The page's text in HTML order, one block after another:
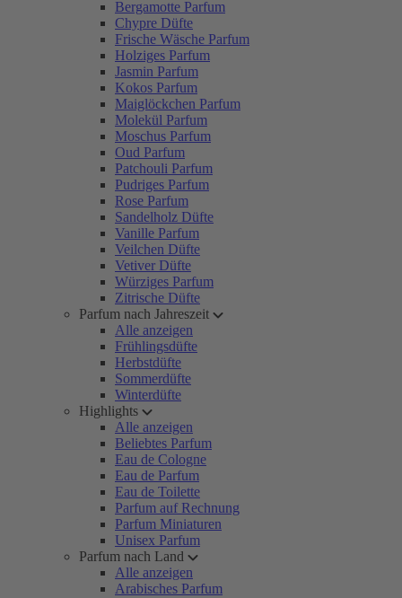
Bergamotte Parfum
Chypre Düfte
Frische Wäsche Parfum
Holziges Parfum
Jasmin Parfum
Kokos Parfum
Maiglöckchen Parfum
Molekül Parfum
Moschus Parfum
Oud Parfum
Patchouli Parfum
Pudriges Parfum
Rose Parfum
Sandelholz Düfte
Vanille Parfum
Veilchen Düfte
Vetiver Düfte
Würziges Parfum
Zitrische Düfte
Parfum nach Jahreszeit
Alle anzeigen
Frühlingsdüfte
Herbstdüfte
Sommerdüfte
Winterdüfte
Highlights
Alle anzeigen
Beliebtes Parfum
Eau de Cologne
Eau de Parfum
Eau de Toilette
Parfum auf Rechnung
Parfum Miniaturen
Unisex Parfum
Parfum nach Land
Alle anzeigen
Arabisches Parfum